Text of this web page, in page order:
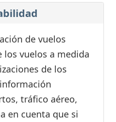
de vuelos
vuelos a medida
de los
tráfico aéreo,
en cuenta que si